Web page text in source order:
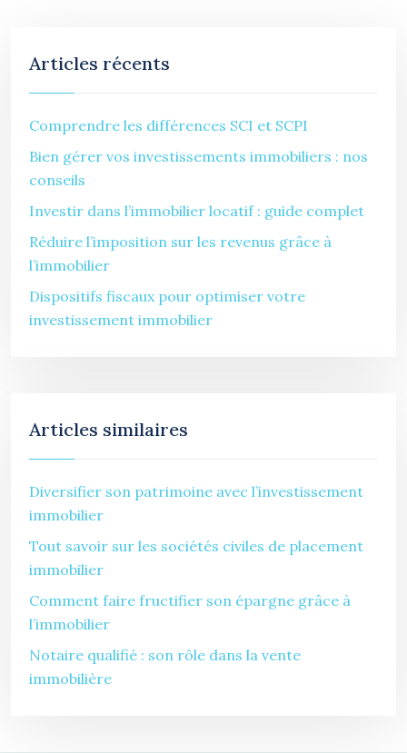
Articles récents
Comprendre les différences SCI et SCPI
Bien gérer vos investissements immobiliers : nos
conseils
Investir dans l’immobilier locatif : guide complet
Réduire l’imposition sur les revenus grâce à
l’immobilier
Dispositifs fiscaux pour optimiser votre
investissement immobilier
Articles similaires
Diversifier son patrimoine avec l’investissement
immobilier
Tout savoir sur les sociétés civiles de placement
immobilier
Comment faire fructifier son épargne grâce à
l’immobilier
Notaire qualifié : son rôle dans la vente
immobilière